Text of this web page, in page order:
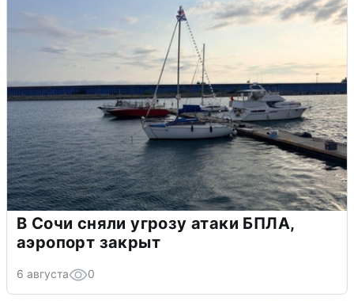
В Сочи сняли угрозу атаки БПЛА,
аэропорт закрыт
6 августа 0